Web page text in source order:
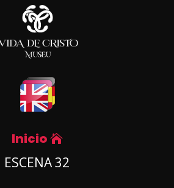
Inicio
ESCENA 32